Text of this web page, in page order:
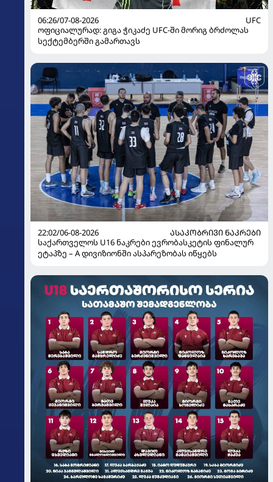
06:26/07-08-2026
UFC
ოფიციალურად: გიგა ჭიკაძე UFC-ში მორიგ ბრძოლას
სექტემბერში გამართავს
22:02/06-08-2026
ᲐᲡᲐᲙᲝᲑᲠᲘᲕᲘ ᲜᲐᲙᲠᲔᲑᲘ
საქართველოს U16 ნაკრები ევრობასკეტის ფინალურ
ეტაპზე – A დივიზიონში ასპარეზობას იწყებს